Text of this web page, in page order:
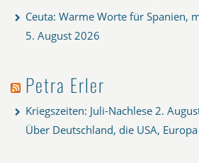
Ceuta: Warme Worte für Spanien,
5. August 2026
Petra Erler
Kriegszeiten: Juli-Nachlese 2.
Über Deutschland, die USA,